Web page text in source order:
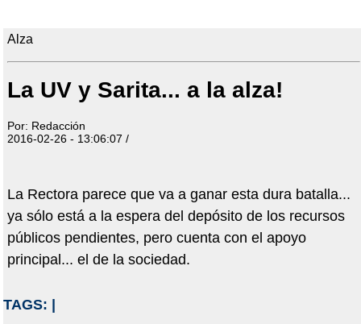
Alza
La UV y Sarita... a la alza!
Por: Redacción
2016-02-26 - 13:06:07 /
La Rectora parece que va a ganar esta dura batalla...
ya sólo está a la espera del depósito de los recursos
públicos pendientes, pero cuenta con el apoyo
principal... el de la sociedad.
TAGS: